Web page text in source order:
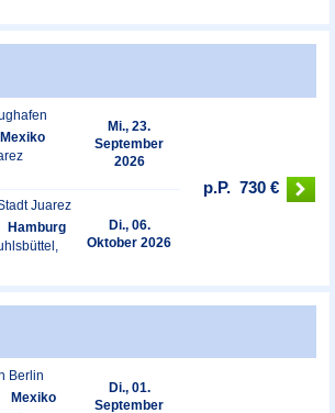
Mexiko
Mi., 23.
September
2026
Juarez
Hamburg
Di., 06.
Oktober 2026
p.P. 730 €
Berlin
Mexiko
Di., 01.
September